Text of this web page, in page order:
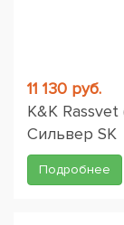
11 130 руб.
K&K Rassvet
Сильвер SK
Подробнее